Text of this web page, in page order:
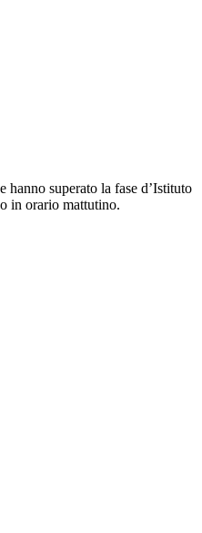
superato la fase d’Istituto
in orario mattutino.